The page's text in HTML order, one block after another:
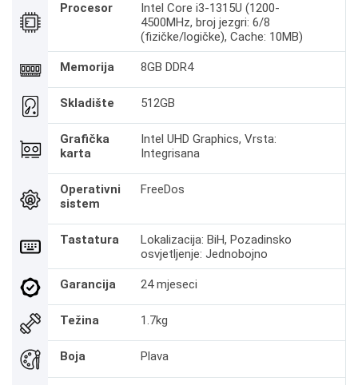
Procesor
Intel Core i3-1315U (1200-
4500MHz, broj jezgri: 6/8
(fizičke/logičke), Cache: 10MB)
Memorija 8GB DDR4
Skladište 512GB
Grafička
karta
Intel UHD Graphics, Vrsta:
Integrisana
Operativni
sistem
FreeDos
Tastatura
Lokalizacija: BiH, Pozadinsko
osvjetljenje: Jednobojno
Garancija 24 mjeseci
Težina 1.7kg
Boja Plava